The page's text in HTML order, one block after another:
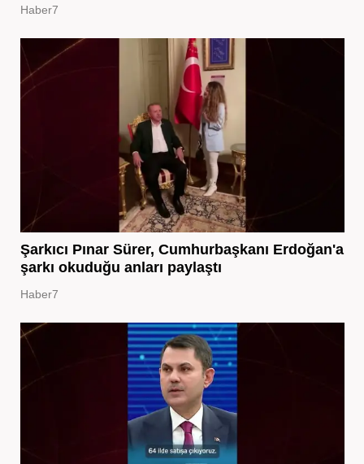
Haber7
Şarkıcı Pınar Sürer, Cumhurbaşkanı Erdoğan'a
şarkı okuduğu anları paylaştı
Haber7